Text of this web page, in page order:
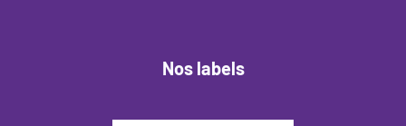
Nos labels